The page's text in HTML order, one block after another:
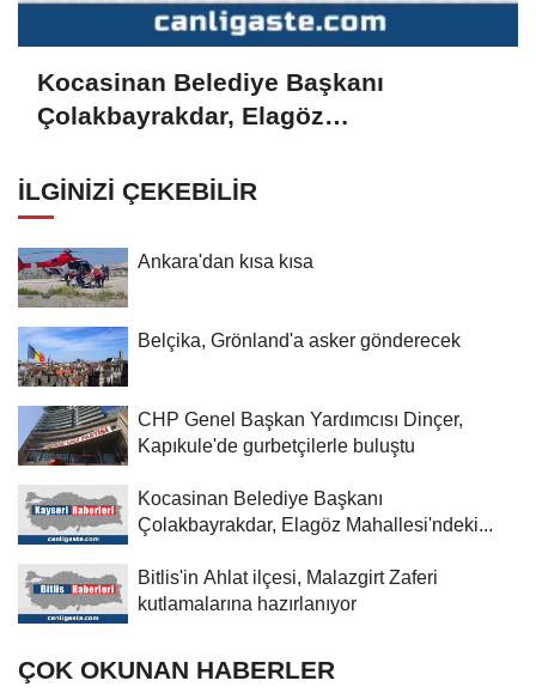
Kocasinan Belediye Başkanı
Çolakbayrakdar, Elagöz
çalışmalarını yerinde inceledi
İLGINIZI ÇEKEBILIR
Ankara'dan kısa kısa
Belçika, Grönland'a asker gönderecek
CHP Genel Başkan Yardımcısı Dinçer,
Kapıkule'de gurbetçilerle buluştu
Kocasinan Belediye Başkanı
Çolakbayrakdar, Elagöz Mahallesi'ndeki...
Bitlis'in Ahlat ilçesi, Malazgirt Zaferi
kutlamalarına hazırlanıyor
ÇOK OKUNAN HABERLER